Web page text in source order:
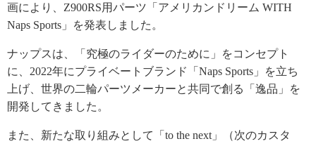
画により、Z900RS用パーツ「アメリカンドリーム WITH
Naps Sports」を発表しました。
ナップスは、「究極のライダーのために」をコンセプト
に、2022年にプライベートブランド「Naps Sports」を立ち
上げ、世界の二輪パーツメーカーと共同で創る「逸品」を
開発してきました。
また、新たな取り組みとして「to the next」（次のカスタ